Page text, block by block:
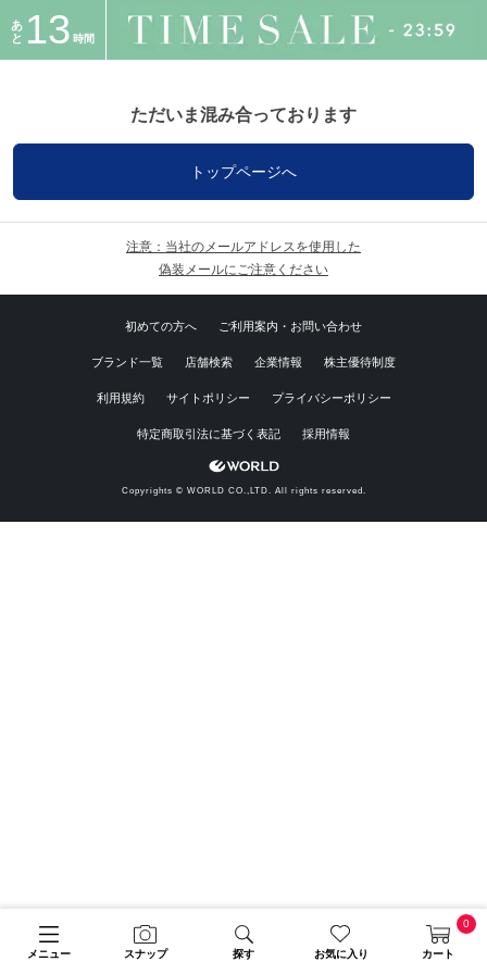
あ
と 13 時間
メニュー スナップ 探す お気に入り カート
0
ただいま混み合っております
トップページへ
注意：当社のメールアドレスを使用した
偽装メールにご注意ください
初めての方へ ご利用案内・お問い合わせ
ブランド一覧 店舗検索 企業情報 株主優待制度
利用規約 サイトポリシー プライバシーポリシー
特定商取引法に基づく表記 採用情報
Copyrights © WORLD CO.,LTD. All rights reserved.